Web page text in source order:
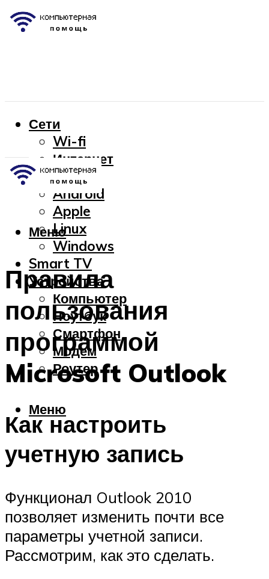
Сети
Wi-fi
Интернет
OC
Android
Apple
Linux
Windows
Smart TV
Устройства
Компьютер
Ноутбук
Смартфон
Модем
Роутер
Меню
Меню
Правила
пользования
программой
Microsoft Outlook
Как настроить
учетную запись
Функционал Outlook 2010
позволяет изменить почти все
параметры учетной записи.
Рассмотрим, как это сделать.